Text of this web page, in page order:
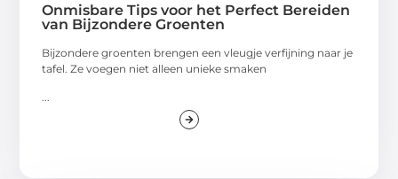
Onmisbare Tips voor het Perfect Bereiden
van Bijzondere Groenten
Bijzondere groenten brengen een vleugje verfijning naar je
tafel. Ze voegen niet alleen unieke smaken
...